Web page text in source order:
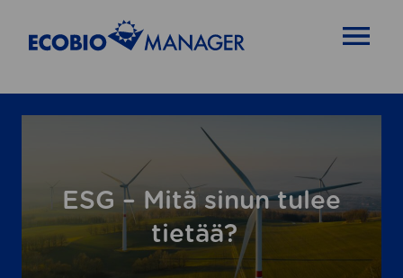
ESG – Mitä sinun tulee
tietää?